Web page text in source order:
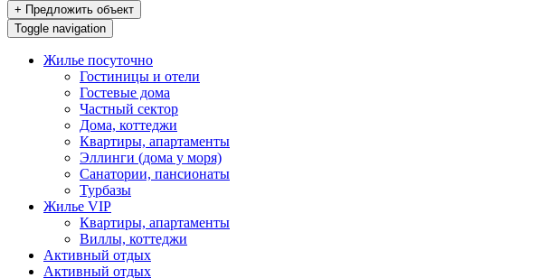
+ Предложить объект
Toggle navigation
Жилье посуточно
Гостиницы и отели
Гостевые дома
Частный сектор
Дома, коттеджи
Квартиры, апартаменты
Эллинги (дома у моря)
Санатории, пансионаты
Турбазы
Жилье VIP
Квартиры, апартаменты
Виллы, коттеджи
Активный отдых
Активный отдых